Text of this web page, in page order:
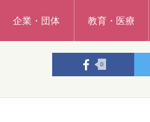
企業・団体 教育・医療
0